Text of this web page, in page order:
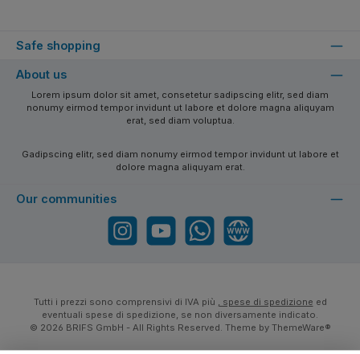
Safe shopping
About us
Lorem ipsum dolor sit amet, consetetur sadipscing elitr, sed diam
nonumy eirmod tempor invidunt ut labore et dolore magna aliquyam
erat, sed diam voluptua.
Gadipscing elitr, sed diam nonumy eirmod tempor invidunt ut labore et
dolore magna aliquyam erat.
Our communities
Instagram YouTube WhatsApp Website
Tutti i prezzi sono comprensivi di IVA più , spese di spedizione ed
eventuali spese di spedizione, se non diversamente indicato.
© 2026 BRIFS GmbH - All Rights Reserved. Theme by ThemeWare®